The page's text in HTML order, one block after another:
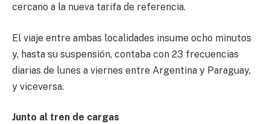
cercano a la nueva tarifa de referencia.
El viaje entre ambas localidades insume ocho minutos
y, hasta su suspensión, contaba con 23 frecuencias
diarias de lunes a viernes entre Argentina y Paraguay,
y viceversa.
Junto al tren de cargas